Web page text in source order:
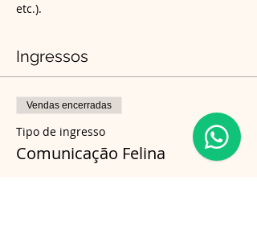
etc.).
Ingressos
Vendas encerradas
Tipo de ingresso
Comunicação Felina